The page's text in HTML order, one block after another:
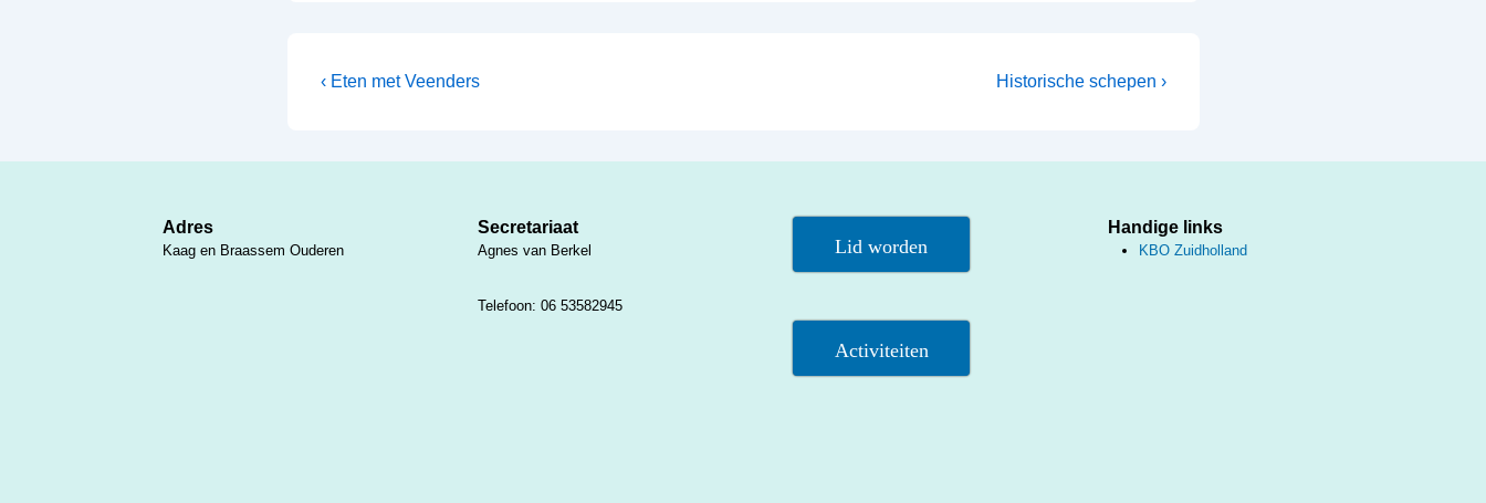
Bericht
Vorig
‹ Eten met Veenders
Volgende
Historische schepen ›
Adres
Kaag en Braassem Ouderen
Secretariaat
Agnes van Berkel
Telefoon: 06 53582945
Lid worden
Activiteiten
Handige links
KBO Zuidholland